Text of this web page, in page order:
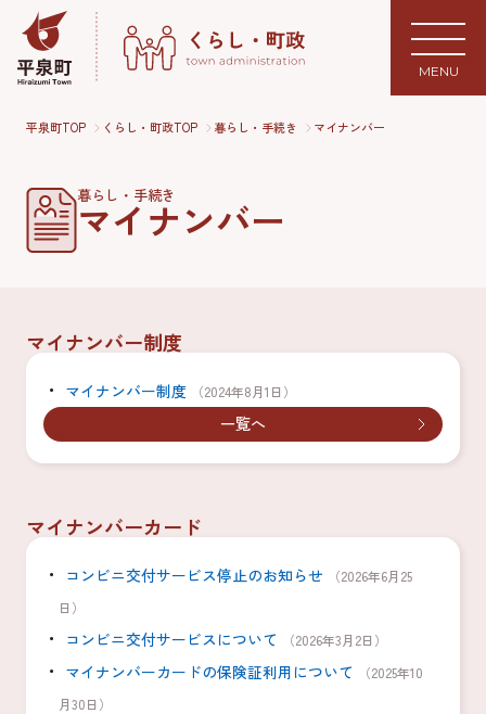
MENU
平泉町TOP くらし・町政TOP 暮らし・手続き マイナンバー
暮らし・手続き
マイナンバー
マイナンバー制度
マイナンバー制度 （2024年8月1日）
一覧へ
マイナンバーカード
コンビニ交付サービス停止のお知らせ
（2026年6月25
日）
コンビニ交付サービスについて （2026年3月2日）
マイナンバーカードの保険証利用について
（2025年10
月30日）